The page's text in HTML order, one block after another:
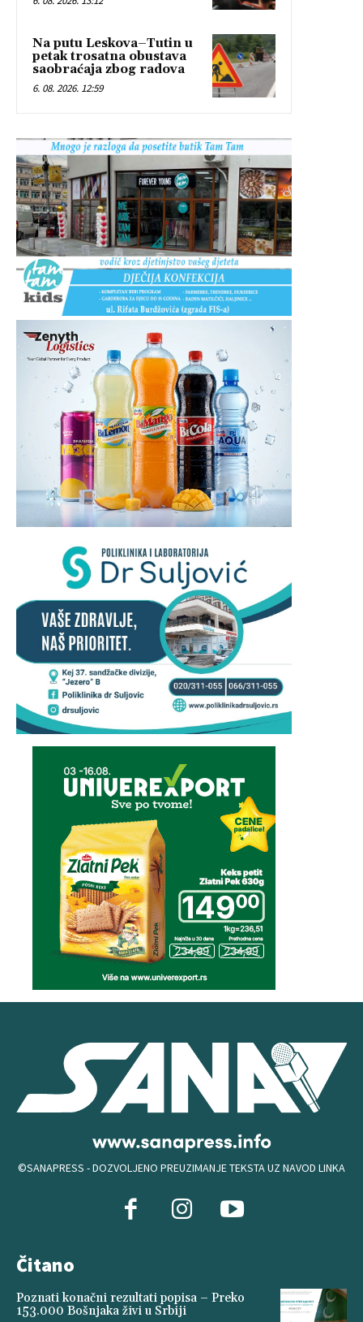
Na putu Leskova–Tutin u
petak trosatna obustava
saobraćaja zbog radova
6. 08. 2026. 12:59
©SANAPRESS - DOZVOLJENO PREUZIMANJE TEKSTA UZ NAVOD LINKA
Čitano
Poznati konačni rezultati popisa – Preko
153.000 Bošnjaka živi u Srbiji